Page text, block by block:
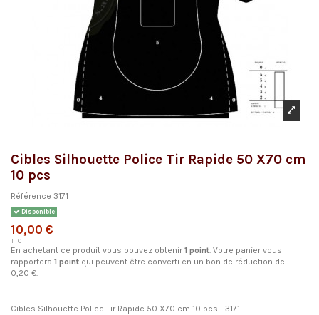
Cibles Silhouette Police Tir Rapide 50 X70 cm
10 pcs
Référence 3171
Disponible
10,00 €
TTC
En achetant ce produit vous pouvez obtenir 1 point . Votre panier vous
rapportera 1 point qui peuvent être converti en un bon de réduction de
0,20 €
Cibles Silhouette Police Tir Rapide 50 X70 cm 10 pcs - 3171